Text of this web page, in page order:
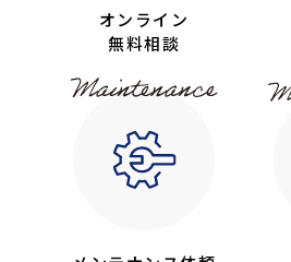
オンライン
無料相談